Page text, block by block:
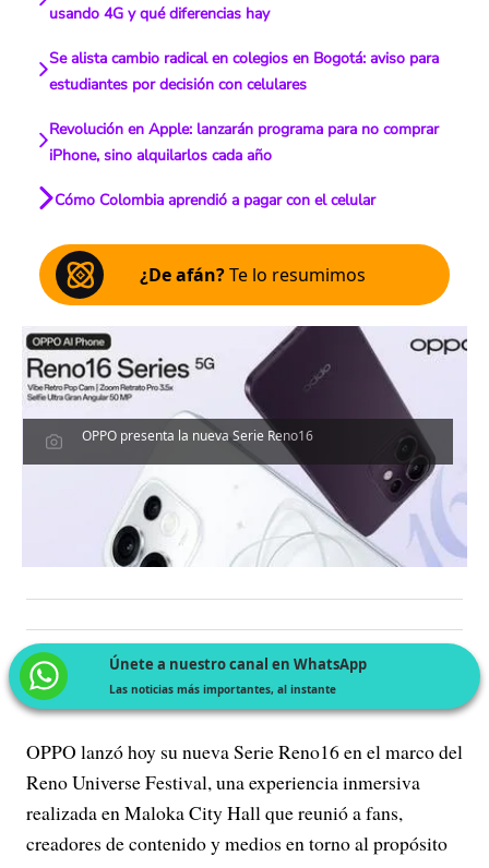
usando 4G y qué diferencias hay
Se alista cambio radical en colegios en Bogotá: aviso para
estudiantes por decisión con celulares
Revolución en Apple: lanzarán programa para no comprar
iPhone, sino alquilarlos cada año
Cómo Colombia aprendió a pagar con el celular
¿De afán?Te lo resumimos
OPPO presenta la nueva Serie Reno16
Únete a nuestro canal en WhatsApp
Las noticias más importantes, al instante
OPPO lanzó hoy su nueva Serie Reno16 en el marco del
Reno Universe Festival, una experiencia inmersiva
realizada en Maloka City Hall que reunió a fans,
creadores de contenido y medios en torno al propósito